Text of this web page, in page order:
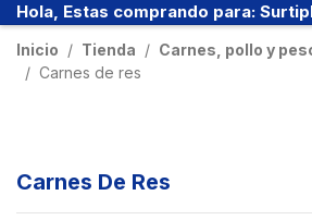
Hola, Estas comprando para:
Inicio Tienda
Carnes, pollo y
Carnes de res
Carnes De Res